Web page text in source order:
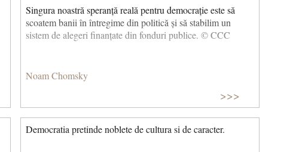
Singura noastră speranță reală pentru democrație este să
scoatem banii în întregime din politică și să stabilim un
sistem de alegeri finanțate din fonduri publice. © CCC
Noam Chomsky
>>>
Democratia pretinde noblete de cultura si de caracter.